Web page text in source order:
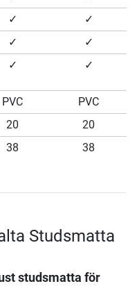
✓
✓
✓
✓
✓ ✓
PVC
PVC
20
20
38 38
Studsmatta
studsmatta för